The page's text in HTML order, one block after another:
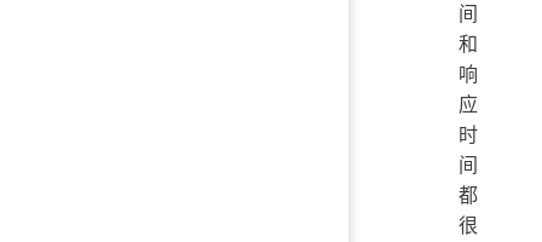
间
和
响
应
时
间
都
很